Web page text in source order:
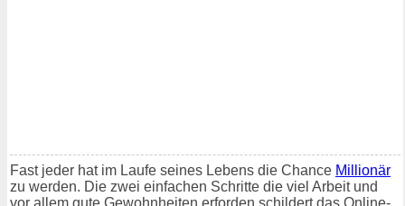
Fast jeder hat im Laufe seines Lebens die Chance Millionär
zu werden. Die zwei einfachen Schritte die viel Arbeit und
vor allem gute Gewohnheiten erforden schildert das Online-